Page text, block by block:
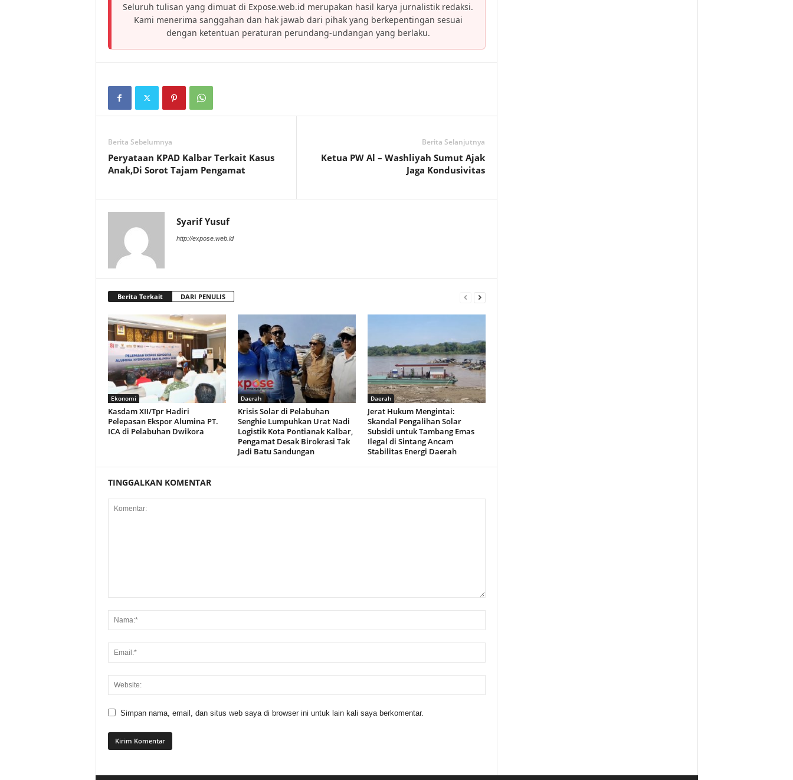
Seluruh tulisan yang dimuat di Expose.web.id merupakan hasil karya jurnalistik redaksi.
Kami menerima sanggahan dan hak jawab dari pihak yang berkepentingan sesuai
dengan ketentuan peraturan perundang-undangan yang berlaku.
Berita Sebelumnya
Peryataan KPAD Kalbar Terkait Kasus
Anak,Di Sorot Tajam Pengamat
Berita Selanjutnya
Ketua PW Al – Washliyah Sumut Ajak
Jaga Kondusivitas
Syarif Yusuf
http://expose.web.id
Berita Terkait DARI PENULIS
Ekonomi
Kasdam XII/Tpr Hadiri
Pelepasan Ekspor Alumina PT.
ICA di Pelabuhan Dwikora
Daerah
Krisis Solar di Pelabuhan
Senghie Lumpuhkan Urat Nadi
Logistik Kota Pontianak Kalbar,
Pengamat Desak Birokrasi Tak
Jadi Batu Sandungan
Daerah
Jerat Hukum Mengintai:
Skandal Pengalihan Solar
Subsidi untuk Tambang Emas
Ilegal di Sintang Ancam
Stabilitas Energi Daerah
TINGGALKAN KOMENTAR
Simpan nama, email, dan situs web saya di browser ini untuk lain kali saya berkomentar.